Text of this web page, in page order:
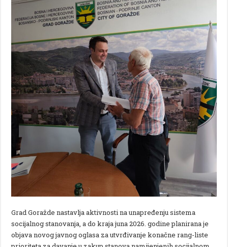
Grad Goražde nastavlja aktivnosti na unapređenju sistema
socijalnog stanovanja, a do kraja juna 2026. godine planirana je
objava novog javnog oglasa za utvrđivanje konačne rang-liste